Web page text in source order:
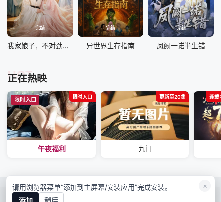
完结
我家娘子，不对劲第四季
完结
异世界生存指南
完结
凤阙一诺半生错
正在热映
HOT
限时入口 限时入口
午夜福利
更新至20集
九门
连载
RSS Baidu Google Sogou bing
×
请用浏览器菜单“添加到主屏幕/安装应用”完成安装。
添加
稍后